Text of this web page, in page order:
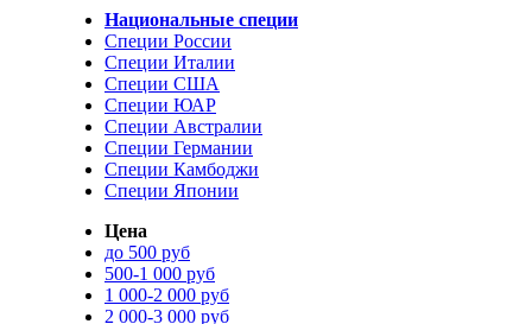
Национальные специи
Специи России
Специи Италии
Специи США
Специи ЮАР
Специи Австралии
Специи Германии
Специи Камбоджи
Специи Японии
Цена
до 500 руб
500-1 000 руб
1 000-2 000 руб
2 000-3 000 руб